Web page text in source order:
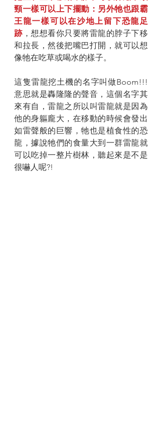
頸一樣可以上下擺動：另外牠也跟霸
王龍一樣可以在沙地上留下恐龍足
跡，想想看你只要將雷龍的脖子下移
和拉長，然後把嘴巴打開，就可以想
像牠在吃草或喝水的樣子。
這隻雷龍挖土機的名字叫做Boom!!!
意思就是轟隆隆的聲音，這個名字其
來有自，雷龍之所以叫雷龍就是因為
他的身軀龐大，在移動的時候會發出
如雷聲般的巨響，牠也是植食性的恐
龍，據說牠們的食量大到一群雷龍就
可以吃掉一整片樹林，聽起來是不是
很嚇人呢?!